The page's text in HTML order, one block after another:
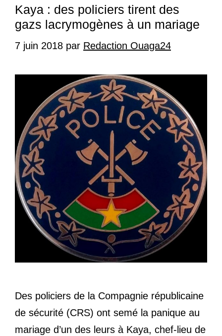
Kaya : des policiers tirent des
gazs lacrymogènes à un mariage
7 juin 2018 par Redaction Ouaga24
Des policiers de la Compagnie républicaine
de sécurité (CRS) ont semé la panique au
mariage d’un des leurs à Kaya, chef-lieu de